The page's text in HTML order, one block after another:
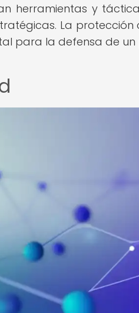
herramientas y
La protección
para la defensa de un